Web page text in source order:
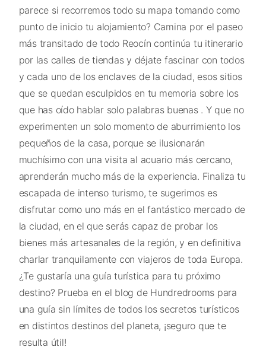
parece si recorremos todo su mapa tomando como
punto de inicio tu alojamiento? Camina por el paseo
más transitado de todo Reocín continúa tu itinerario
por las calles de tiendas y déjate fascinar con todos
y cada uno de los enclaves de la ciudad, esos sitios
que se quedan esculpidos en tu memoria sobre los
que has oído hablar solo palabras buenas . Y que no
experimenten un solo momento de aburrimiento los
pequeños de la casa, porque se ilusionarán
muchísimo con una visita al acuario más cercano,
aprenderán mucho más de la experiencia. Finaliza tu
escapada de intenso turismo, te sugerimos es
disfrutar como uno más en el fantástico mercado de
la ciudad, en el que serás capaz de probar los
bienes más artesanales de la región, y en definitiva
charlar tranquilamente con viajeros de toda Europa.
¿Te gustaría una guía turística para tu próximo
destino? Prueba en el blog de Hundredrooms para
una guía sin límites de todos los secretos turísticos
en distintos destinos del planeta, ¡seguro que te
resulta útil!